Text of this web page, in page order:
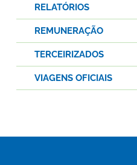
RELATÓRIOS
REMUNERAÇÃO
TERCEIRIZADOS
VIAGENS OFICIAIS